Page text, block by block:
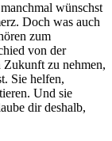
wünschst
Doch was auch
zum
von der
Zukunft zu nehmen,
Sie helfen,
Und sie
dir deshalb,